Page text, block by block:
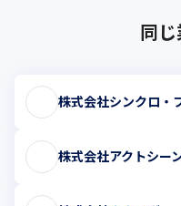
同
株式会社シンクロ・
株式会社アクトシー